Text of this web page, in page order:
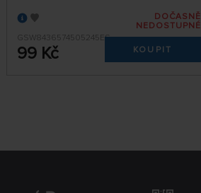
GSW8436574505245ES
99 Kč
DOČASNĚ
NEDOSTUPNÉ
KOUPIT